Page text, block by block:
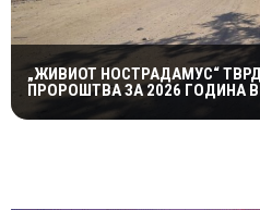
„ЖИВИОТ НОСТРАДАМУС“
ПРОРОШТВА ЗА 2026 ГОДИНА
ПРЕДУПРЕДУВА НА ТРЕТО